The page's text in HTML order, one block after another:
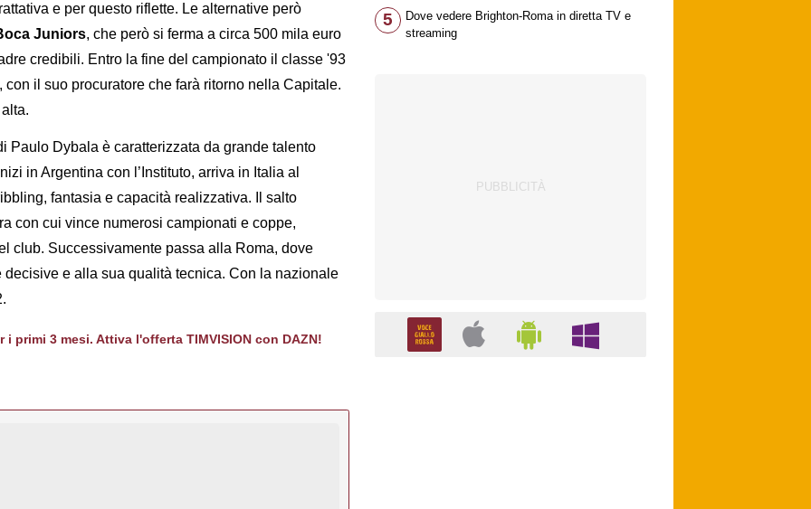
e per questo riflette. Le alternative però
Juniors, che però si ferma a circa 500 mila euro
credibili. Entro la fine del campionato il classe '93
il suo procuratore che farà ritorno nella Capitale.
Paulo Dybala è caratterizzata da grande talento
in Argentina con l’Instituto, arriva in Italia al
fantasia e capacità realizzativa. Il salto
con cui vince numerosi campionati e coppe,
club. Successivamente passa alla Roma, dove
e alla sua qualità tecnica. Con la nazionale
i primi 3 mesi. Attiva l'offerta TIMVISION con DAZN!
5
Dove vedere Brighton-Roma in diretta TV e
streaming